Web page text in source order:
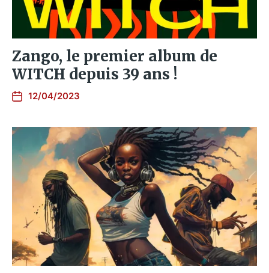
Zango, le premier album de
WITCH depuis 39 ans !
12/04/2023